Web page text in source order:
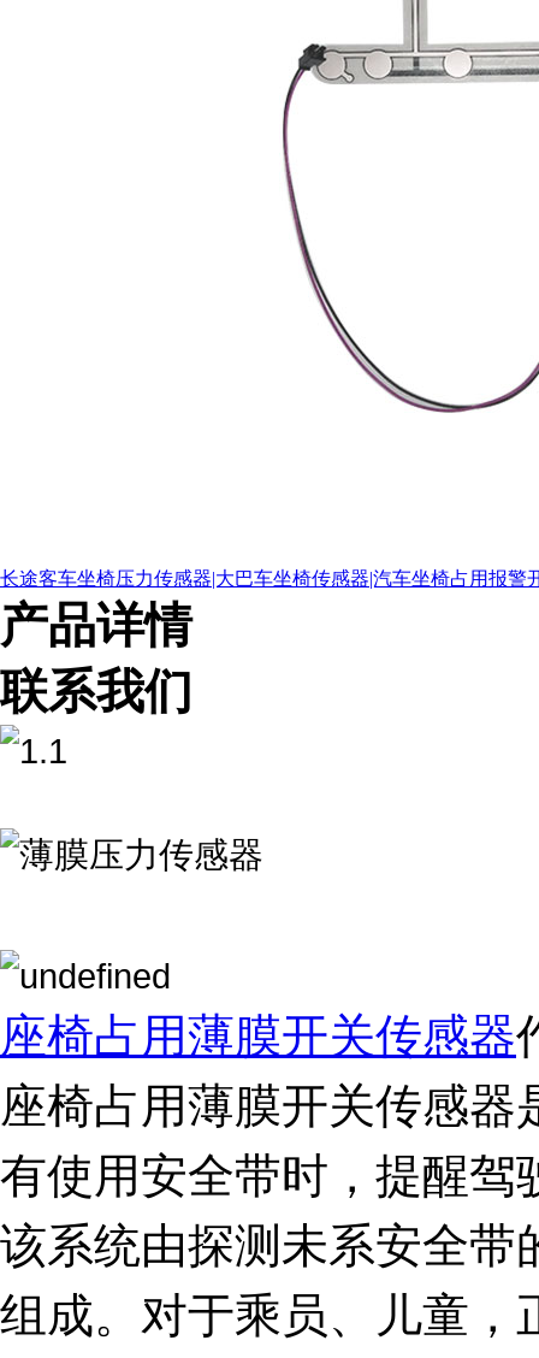
ISO9001质量管理体系认证证书中文版
长途客车坐椅压力传感器|大巴车坐椅传感器|汽车坐椅占用报警
产品详情
联系我们
座椅占用薄膜开关传感器
座椅占用薄膜开关传感
有使用安全带时，提醒驾
该系统由探测未系安全带
组成。对于乘员、儿童，